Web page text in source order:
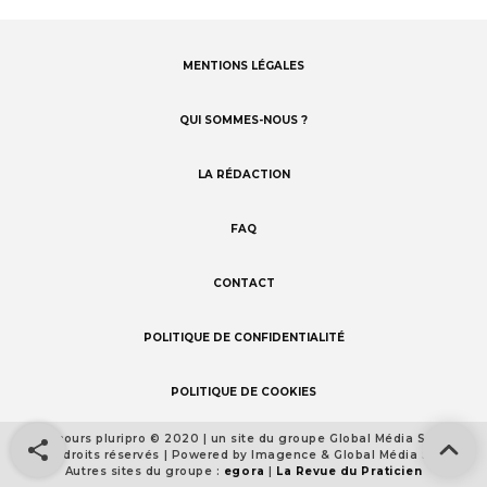
MENTIONS LÉGALES
QUI SOMMES-NOUS ?
LA RÉDACTION
FAQ
CONTACT
POLITIQUE DE CONFIDENTIALITÉ
POLITIQUE DE COOKIES
Footer
detail
Concours pluripro © 2020 | un site du groupe Global Média Santé
Tous droits réservés | Powered by Imagence & Global Média Santé
Autres sites du groupe : egora | La Revue du Praticien